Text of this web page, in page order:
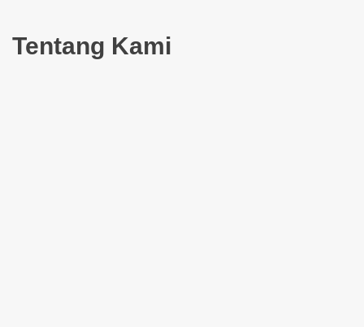
Tentang Kami